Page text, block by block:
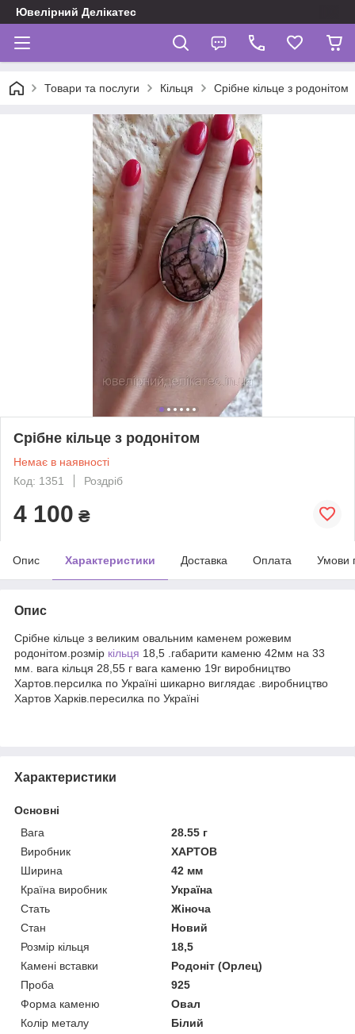
Ювелірний Делікатес
Товари та послуги Кільця Срібне кільце з родонітом
Срібне кільце з родонітом
Немає в наявності
Код: 1351
Роздріб
4 100 ₴
Опис Характеристики Доставка Оплата Умови
Опис
Срібне кільце з великим овальним каменем рожевим
родонітом.розмір кільця 18,5 .габарити каменю 42мм на 33
мм. вага кільця 28,55 г вага каменю 19г виробництво
Хартов.персилка по Україні шикарно виглядає .виробництво
Хартов Харків.пересилка по Україні
Характеристики
Основні
Вага
28.55 г
Виробник
ХАРТОВ
Ширина
42 мм
Країна виробник
Україна
Стать
Жіноча
Стан
Новий
Розмір кільця
18,5
Камені вставки
Родоніт (Орлец)
Проба
925
Форма каменю
Овал
Колір металу
Білий